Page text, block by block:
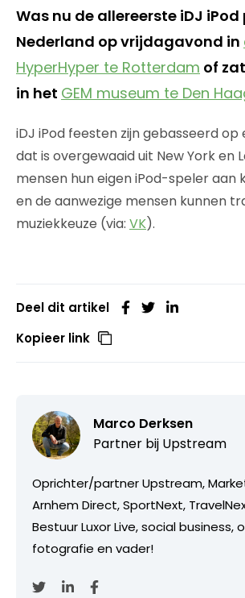
Was nu de allereerste iDJ
Nederland op vrijdagavond in
HyperHyper te Rotterdam of
in het GEM museum te Den
iDJ iPod feesten zijn gebasseerd
dat is overgewaaid uit New York en
mensen hun eigen iPod-speler aan
en de aanwezige mensen kunnen
muziekkeuze (via: VK).
Deel dit artikel
Kopieer link
Marco Derksen
Partner bij Upstream
Oprichter/partner Upstream,
Arnhem Direct, SportNext,
Bestuur Luxor Live, social business,
fotografie en vader!